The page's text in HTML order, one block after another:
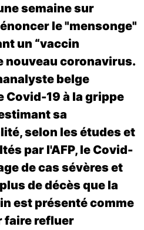
semaine sur
le "mensonge"
un “vaccin
nouveau coronavirus.
belge
Covid-19 à la grippe
sa
selon les études et
par l'AFP, le Covid-
de cas sévères et
de décès que la
est présenté comme
faire refluer